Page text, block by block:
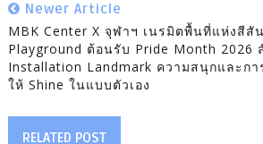
Newer Article
MBK Center X จุฬาฯ เนรมิตพื้นที่แห่งสีสั
Playground ต้อนรับ Pride Month 2026
Installation Landmark ความสนุกและก
ให้ Shine ในแบบตัวเอง
RELATED POST